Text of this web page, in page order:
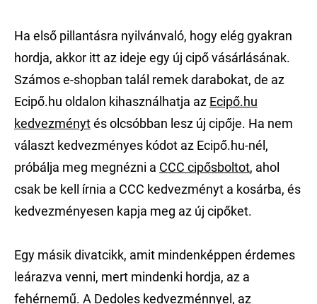
Ha első pillantásra nyilvánvaló, hogy elég gyakran
hordja, akkor itt az ideje egy új cipő vásárlásának.
Számos e-shopban talál remek darabokat, de az
Ecipő.hu oldalon kihasználhatja az Ecipő.hu
kedvezménytés olcsóbban lesz új cipője. Ha nem
választ kedvezményes kódot az Ecipő.hu-nél,
próbálja meg megnézni a CCC cipősboltot, ahol
csak be kell írnia a CCC kedvezményt a kosárba, és
kedvezményesen kapja meg az új cipőket.
Egy másik divatcikk, amit mindenképpen érdemes
leárazva venni, mert mindenki hordja, az a
fehérnemű. A Dedoles kedvezménnyel , az